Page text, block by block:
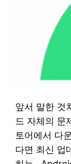
앞서 말한 것
드 자체의 문
토어에서 다
다면 최신 업